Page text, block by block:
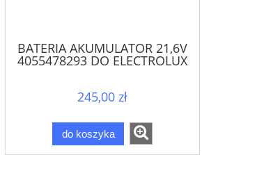
BATERIA AKUMULATOR 21,6V
4055478293 DO ELECTROLUX
245,00 zł
do koszyka